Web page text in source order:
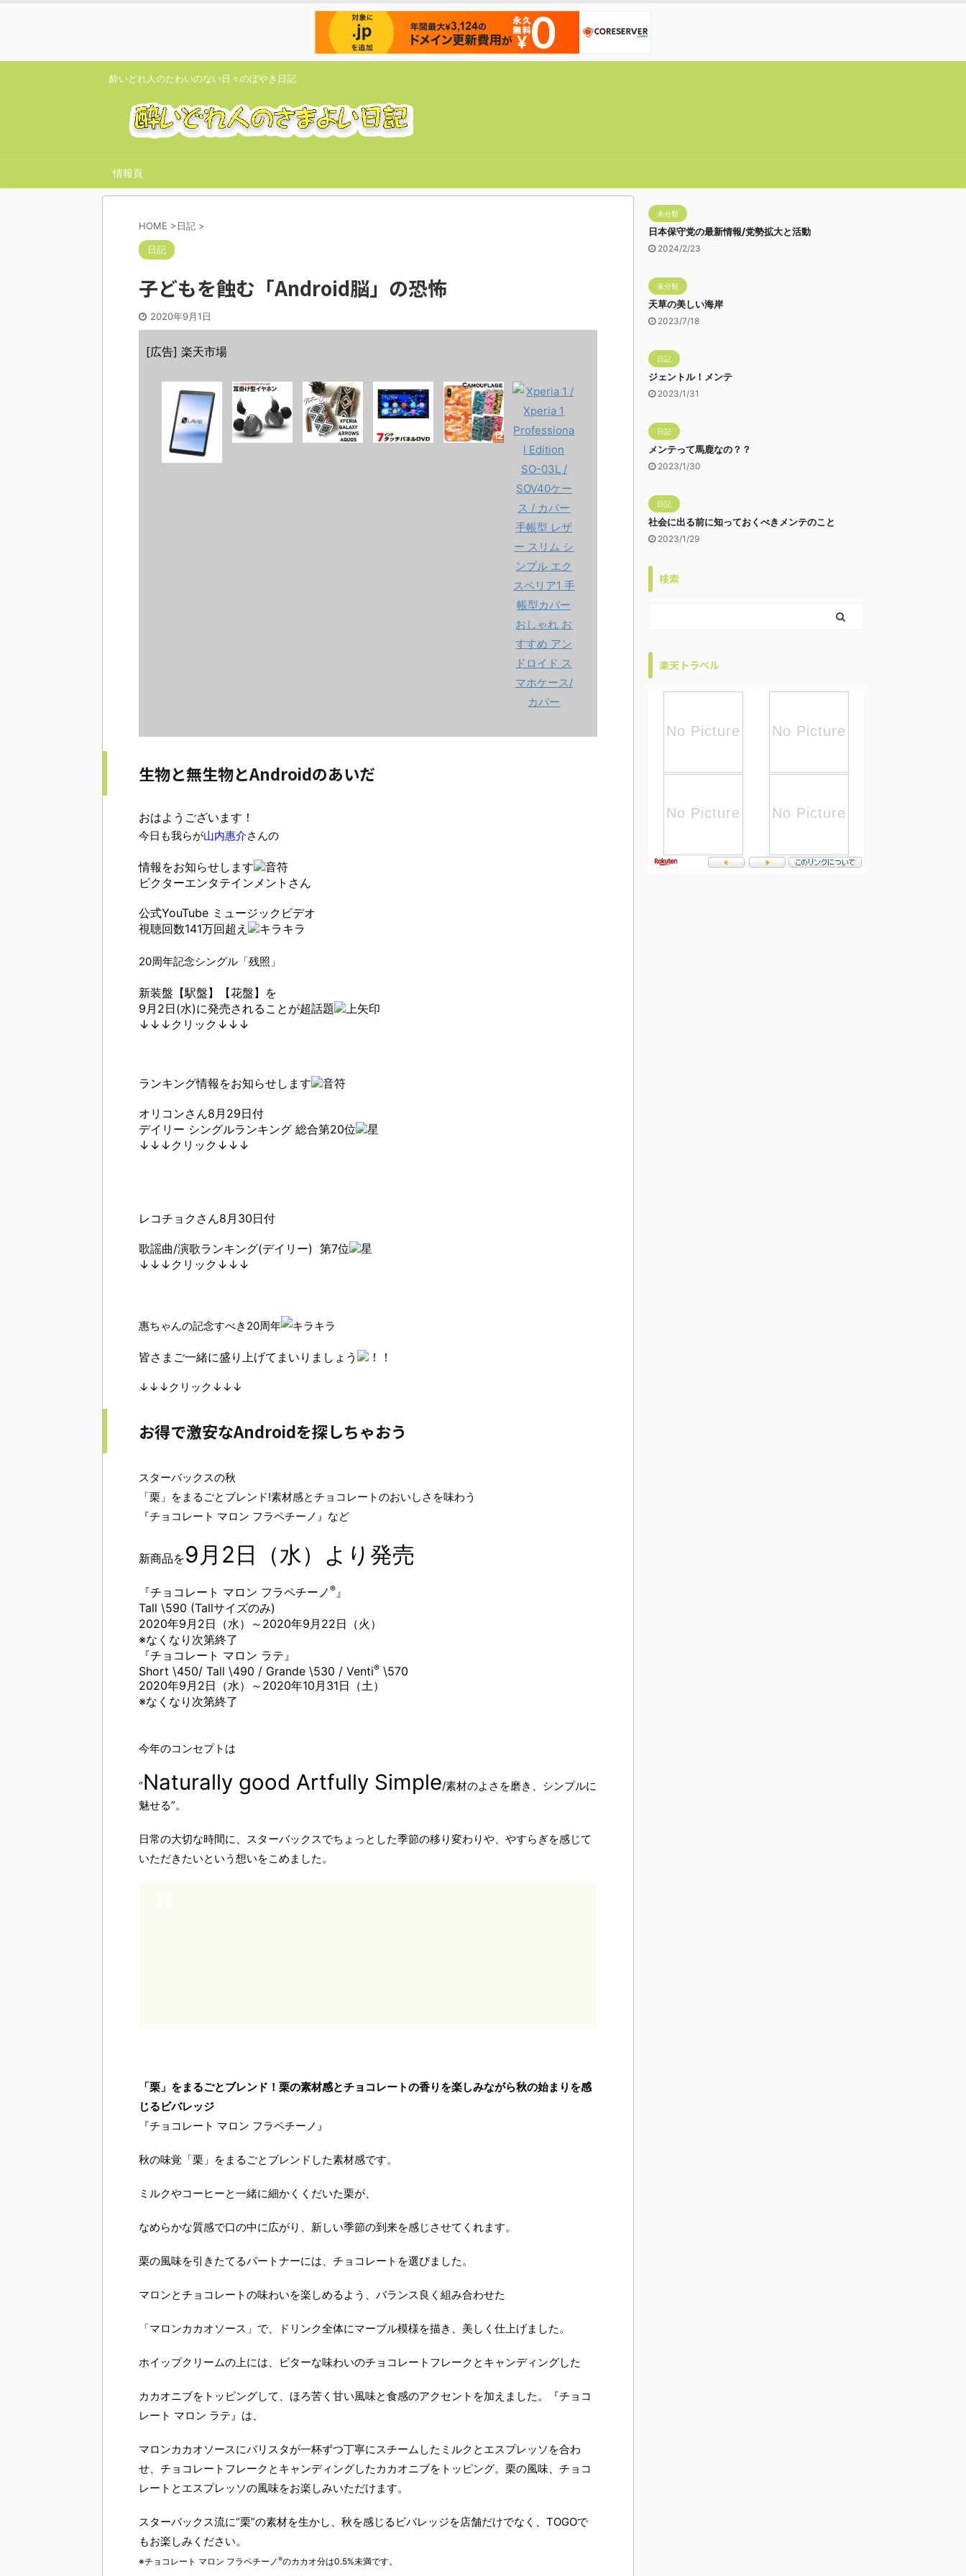
酔いどれ人のたわいのない日々のぼやき日記
情報頁
HOME >日記 >
日記
子どもを蝕む「Android脳」の恐怖
2020年9月1日
[広告] 楽天市場
生物と無生物とAndroidのあいだ
おはようございます！
今日も我らが山内惠介さんの
情報をお知らせします
ビクターエンタテインメントさん
公式YouTube ミュージックビデオ
視聴回数141万回超え
20周年記念シングル「残照」
新装盤 【駅盤】【花盤】を
9月2日(水)に発売されることが超話題
↓↓↓クリック↓↓↓
ランキング情報をお知らせします
オリコンさん8月29日付
デイリー シングルランキング 総合第20位
↓↓↓クリック↓↓↓
レコチョクさん8月30日付
歌謡曲/演歌ランキング(デイリー) 第7位
↓↓↓クリック↓↓↓
惠ちゃんの記念すべき20周年
皆さまご一緒に盛り上げて まいりましょう
↓↓↓クリック↓↓↓
お得で激安なAndroidを探しちゃおう
スターバックスの秋
「栗」をまるごとブレンド!素材感とチョコレートのおいしさを味わう
『チョコレート マロン フラペチーノ』など
新商品を9月2日（水）より発売
『チョコレート マロン フラペチーノ ®』
Tall \590 (Tallサイズのみ)
2020年9月2日（水）～2020年9月22日（火）
※なくなり次第終了
『チョコレート マロン ラテ』
Short \450/ Tall \490 / Grande \530 / Venti® \570
2020年9月2日（水）～2020年10月31日（土）
※なくなり次第終了
今年のコンセプトは
“Naturally good Artfully Simple/素材のよさを磨き、シンプルに
魅せる”。
日常の大切な時間に、スターバックスでちょっとした季節の移り変わりや、やすらぎを感じて
いただきたいという想いをこめました。
「栗」をまるごとブレンド！栗の素材感とチョコレートの香りを楽しみながら秋の始まりを感
じるビバレッジ
『チョコレート マロン フラペチーノ』
秋の味覚「栗」をまるごとブレンドした素材感です。
ミルクやコーヒーと一緒に細かくくだいた栗が、
なめらかな質感で口の中に広がり、新しい季節の到来を感じさせてくれます。
栗の風味を引きたてるパートナーには、チョコレートを選びました。
マロンとチョコレートの味わいを楽しめるよう、バランス良く組み合わせた
「マロンカカオソース」で、ドリンク全体にマーブル模様を描き、美しく仕上げました。
ホイップクリームの上には、ビターな味わいのチョコレートフレークとキャンディングした
カカオニブをトッピングして、ほろ苦く甘い風味と食感のアクセントを加えました。『チョコ
レート マロン ラテ』は、
マロンカカオソースにバリスタが一杯ずつ丁寧にスチームしたミルクとエスプレッソを合わ
せ、チョコレートフレークとキャンディングしたカカオニブをトッピング。栗の風味、チョコ
レートとエスプレッソの風味をお楽しみいただけます。
スターバックス流に“栗”の素材を生かし、秋を感じるビバレッジを店舗だけでなく、TOGOで
もお楽しみください。
※チョコレート マロン フラペチーノ®のカカオ分は0.5%未満です。
未分類
日本保守党の最新情報/党勢拡大と活動
2024/2/23
未分類
天草の美しい海岸
2023/7/18
日記
ジェントル！メンテ
2023/1/31
日記
メンテって馬鹿なの？？
2023/1/30
日記
社会に出る前に知っておくべきメンテのこと
2023/1/29
検索
楽天トラベル